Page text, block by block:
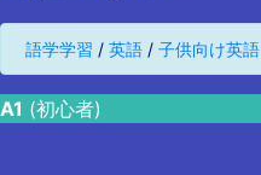
語学学習 / 英語 / 子供向け英語
A1 (初心者)